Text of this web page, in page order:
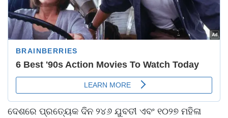
ଦେଶରେ ପ୍ରତ୍ୟେକ ଦିନ ୨୪୬ ଯୁବତୀ ଏବଂ ୧୦୨୭ ମହିଳା